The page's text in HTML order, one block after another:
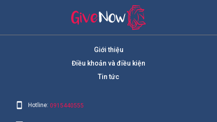
Giới thiệu
Điều khoản và điều kiện
Tin tức
Hotline:0915440555